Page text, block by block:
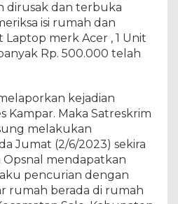
dirusak dan terbuka
isi rumah dan
Laptop merk Acer , 1 Unit
Rp. 500.000 telah
kejadian
Kampar. Maka Satreskrim
melakukan
Jumat (2/6/2023) sekira
mendapatkan
pencurian dengan
rumah berada di rumah